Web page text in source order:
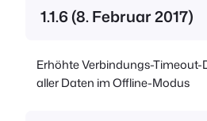
1.1.6 (8. Februar 2017)
Erhöhte Verbindungs-Timeout-
aller Daten im Offline-Modus